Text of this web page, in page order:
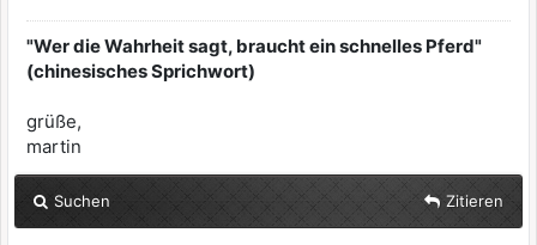
"Wer die Wahrheit sagt, braucht ein schnelles Pferd"
(chinesisches Sprichwort)
grüße,
martin
Suchen Zitieren